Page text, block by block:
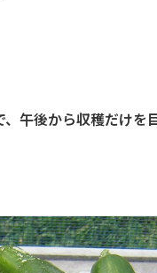
午後から収穫だけを